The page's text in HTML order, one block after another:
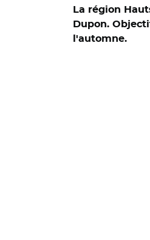
La région
Dupon.
l'automne.